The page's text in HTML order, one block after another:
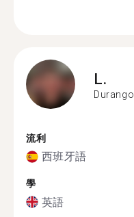
L.
Durango
流利
西班牙語
學
英語